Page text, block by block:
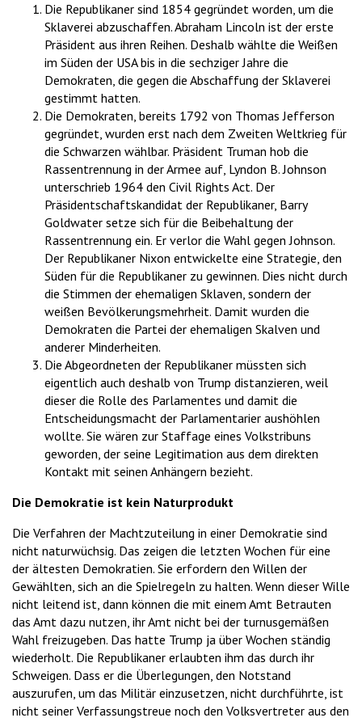
Die Republikaner sind 1854 gegründet worden, um die
Sklaverei abzuschaffen. Abraham Lincoln ist der erste
Präsident aus ihren Reihen. Deshalb wählte die Weißen
im Süden der USA bis in die sechziger Jahre die
Demokraten, die gegen die Abschaffung der Sklaverei
gestimmt hatten.
Die Demokraten, bereits 1792 von Thomas Jefferson
gegründet, wurden erst nach dem Zweiten Weltkrieg für
die Schwarzen wählbar. Präsident Truman hob die
Rassentrennung in der Armee auf, Lyndon B. Johnson
unterschrieb 1964 den Civil Rights Act. Der
Präsidentschaftskandidat der Republikaner, Barry
Goldwater setze sich für die Beibehaltung der
Rassentrennung ein. Er verlor die Wahl gegen Johnson.
Der Republikaner Nixon entwickelte eine Strategie, den
Süden für die Republikaner zu gewinnen. Dies nicht durch
die Stimmen der ehemaligen Sklaven, sondern der
weißen Bevölkerungsmehrheit. Damit wurden die
Demokraten die Partei der ehemaligen Skalven und
anderer Minderheiten.
Die Abgeordneten der Republikaner müssten sich
eigentlich auch deshalb von Trump distanzieren, weil
dieser die Rolle des Parlamentes und damit die
Entscheidungsmacht der Parlamentarier aushöhlen
wollte. Sie wären zur Staffage eines Volkstribuns
geworden, der seine Legitimation aus dem direkten
Kontakt mit seinen Anhängern bezieht.
Die Demokratie ist kein Naturprodukt
Die Verfahren der Machtzuteilung in einer Demokratie sind
nicht naturwüchsig. Das zeigen die letzten Wochen für eine
der ältesten Demokratien. Sie erfordern den Willen der
Gewählten, sich an die Spielregeln zu halten. Wenn dieser Wille
nicht leitend ist, dann können die mit einem Amt Betrauten
das Amt dazu nutzen, ihr Amt nicht bei der turnusgemäßen
Wahl freizugeben. Das hatte Trump ja über Wochen ständig
wiederholt. Die Republikaner erlaubten ihm das durch ihr
Schweigen. Dass er die Überlegungen, den Notstand
auszurufen, um das Militär einzusetzen, nicht durchführte, ist
nicht seiner Verfassungstreue noch den Volksvertreter aus den